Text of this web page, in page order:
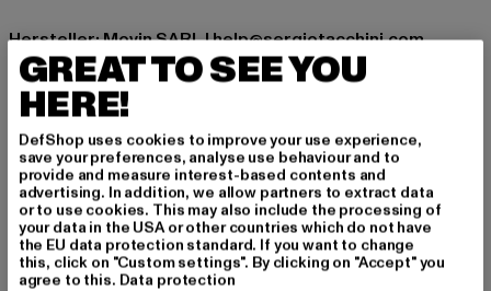
Hersteller: Movin SARL |help@sergiotacchini.com
RN8 Quartier Rousselot 975 Terre de Granace | 13400
Aubagne | FR
GRÖSSE & PASSFORM
PFLEGEHINWEISE
LIEFERUNG & RÜCKGABE
GREAT TO SEE YOU
HERE!
DefShop uses cookies to improve your use experience,
save your preferences, analyse use behaviour and to
provide and measure interest-based contents and
advertising. In addition, we allow partners to extract data
or to use cookies. This may also include the processing of
your data in the USA or other countries which do not have
the EU data protection standard. If you want to change
this, click on "Custom settings". By clicking on "Accept" you
agree to this. Data protection